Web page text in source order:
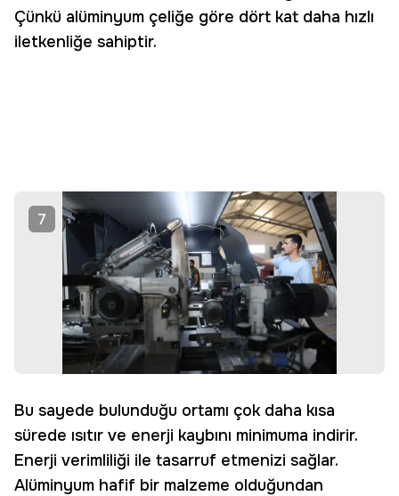
Çünkü alüminyum çeliğe göre dört kat daha hızlı
iletkenliğe sahiptir.
7
Bu sayede bulunduğu ortamı çok daha kısa
sürede ısıtır ve enerji kaybını minimuma indirir.
Enerji verimliliği ile tasarruf etmenizi sağlar.
Alüminyum hafif bir malzeme olduğundan